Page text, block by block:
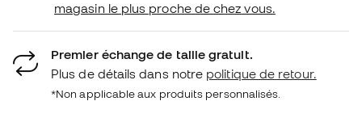
magasin le plus proche de chez vous.
Premier échange de taille gratuit.
Plus de détails dans notre politique de retour.
*Non applicable aux produits personnalisés.